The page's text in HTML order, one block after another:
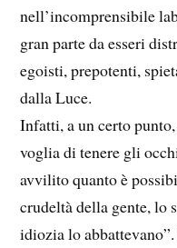
nell’incomprensibile
gran parte da esseri
egoisti, prepotenti,
dalla Luce.
Infatti, a un certo
voglia di tenere gli
avvilito quanto è
crudeltà della gente, lo
idiozia lo